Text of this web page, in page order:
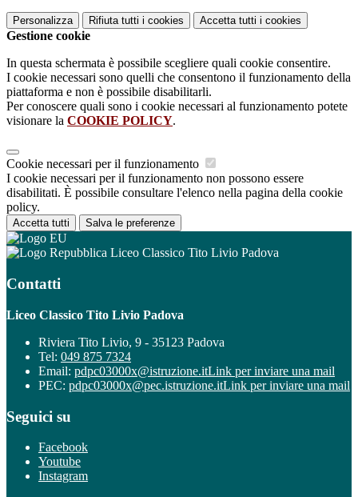
Personalizza Rifiuta tutti i cookies Accetta tutti i cookies
Gestione cookie
In questa schermata è possibile scegliere quali cookie consentire.
I cookie necessari sono quelli che consentono il funzionamento della
piattaforma e non è possibile disabilitarli.
Per conoscere quali sono i cookie necessari al funzionamento potete
visionare la COOKIE POLICY.
Cookie necessari per il funzionamento
I cookie necessari per il funzionamento non possono essere
disabilitati. È possibile consultare l'elenco nella pagina della cookie
policy.
Accetta tutti Salva le preferenze
Liceo Classico Tito Livio Padova
Contatti
Liceo Classico Tito Livio Padova
Riviera Tito Livio, 9 - 35123 Padova
Tel: 049 875 7324
Email: pdpc03000x@istruzione.itLink per inviare una mail
PEC: pdpc03000x@pec.istruzione.itLink per inviare una mail
Seguici su
Facebook
Youtube
Instagram